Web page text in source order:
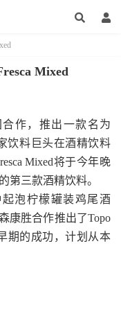
Mixed
作，推出一款名为
饮料巨头在酒精饮料
Mixed将于今年晚
第三款酒精饮料。
泡柠檬罐装鸡尾酒
康胜合作推出了Topo
期的成功，计划从本